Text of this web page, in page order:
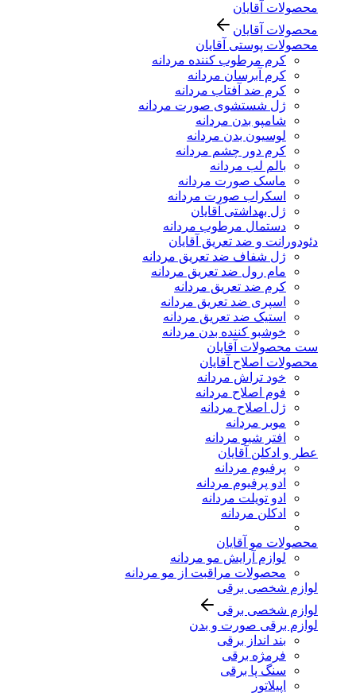
محصولات آقایان
محصولات آقایان
محصولات پوستی آقایان
کرم مرطوب کننده مردانه
کرم آبرسان مردانه
کرم ضد آفتاب مردانه
ژل شستشوی صورت مردانه
شامپو بدن مردانه
لوسیون بدن مردانه
کرم دور چشم مردانه
بالم لب مردانه
ماسک صورت مردانه
اسکراب صورت مردانه
ژل بهداشتی آقایان
دستمال مرطوب مردانه
دئودورانت و ضد تعریق آقایان
ژل شفاف ضد تعریق مردانه
مام رول ضد تعریق مردانه
کرم ضد تعریق مردانه
اسپری ضد تعریق مردانه
استیک ضد تعریق مردانه
خوشبو کننده بدن مردانه
ست محصولات آقایان
محصولات اصلاح آقایان
خود تراش مردانه
فوم اصلاح مردانه
ژل اصلاح مردانه
موبر مردانه
افتر شیو مردانه
عطر و ادکلن آقایان
پرفیوم مردانه
ادو پرفیوم مردانه
ادو تویلت مردانه
ادکلن مردانه
محصولات مو آقایان
لوازم آرایش مو مردانه
محصولات مراقبت از مو مردانه
لوازم شخصی برقی
لوازم شخصی برقی
لوازم برقی صورت و بدن
بند انداز برقی
فرمژه برقی
سنگ پا برقی
اپیلاتور